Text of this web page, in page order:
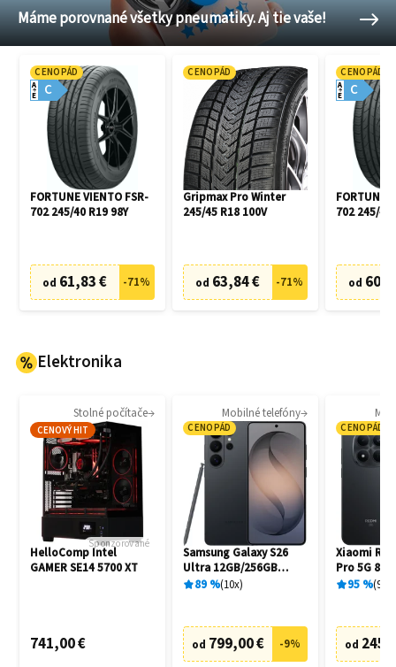
Máme porovnané všetky pneumatiky. Aj tie vaše!
CENOPÁD
C
A
E
FORTUNE VIENTO FSR-
702 245/40 R19 98Y
od 61,83 € -71%
CENOPÁD
Gripmax Pro Winter
245/45 R18 100V
od 63,84 € -71%
CENOPÁD
C
A
E
FORTUNE
702 245/45
od
Elektronika
Stolné počítače
CENOVÝ HIT
Sponzorované
HelloComp Intel
GAMER SE14 5700 XT
741,00 €
Mobilné telefóny
CENOPÁD
Samsung Galaxy S26
Ultra 12GB/256GB
S948B Black
89% 10x
od 799,00 € -9%
CENOPÁD
Xiaomi
Pro 5G
Black
95% 94
od